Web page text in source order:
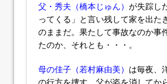
父・秀夫（橋本じゅん） が失踪し
ってくる」と言い残して家を出た
のままだ。果たして事故なのか事
たのか、それとも・・・。
母の佳子（若村麻由美） は毎夜、